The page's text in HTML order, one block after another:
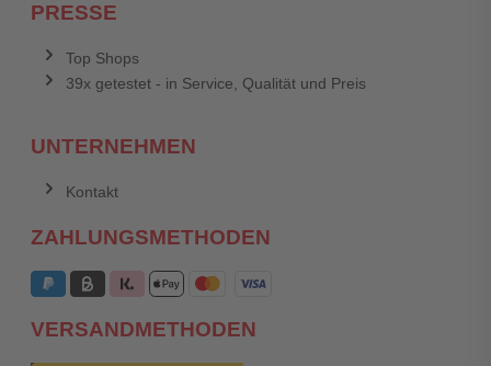
PRESSE
Top Shops
39x getestet - in Service, Qualität und Preis
UNTERNEHMEN
Kontakt
ZAHLUNGSMETHODEN
VERSANDMETHODEN